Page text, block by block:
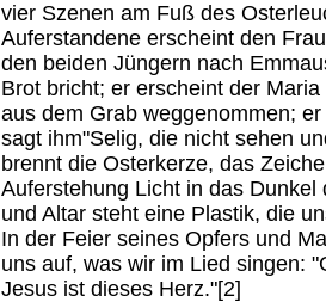
vier Szenen am Fuß des
Auferstandene erscheint den
den beiden Jüngern nach
Brot bricht; er erscheint der
aus dem Grab weggenommen;
sagt ihm"Selig, die nicht sehen
brennt die Osterkerze, das
Auferstehung Licht in das
und Altar steht eine Plastik, die
In der Feier seines Opfers und
uns auf, was wir im Lied singen:
Jesus ist dieses Herz."[2]